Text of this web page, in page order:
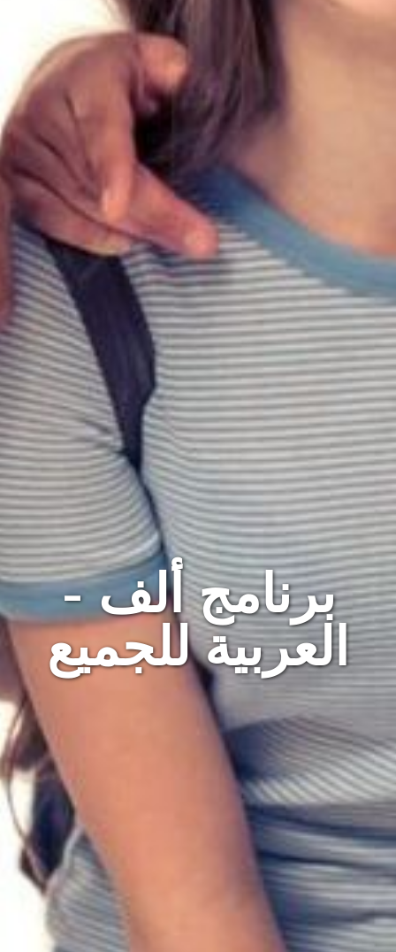
برنامج ألف -
العربية للجميع